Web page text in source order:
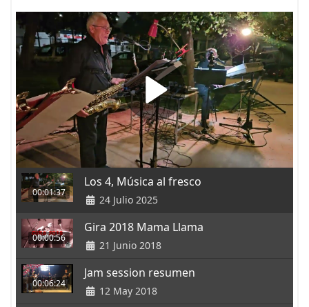
00:01:37
Los 4, Música al fresco
24 Julio 2025
00:00:56
Gira 2018 Mama Llama
21 Junio 2018
00:06:24
Jam session resumen
12 May 2018